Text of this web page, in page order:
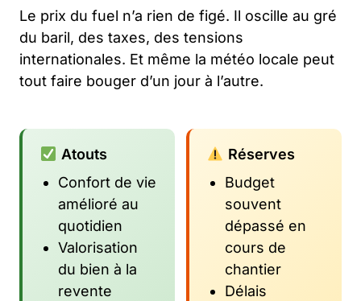
Le prix du fuel n’a rien de figé. Il oscille au gré
du baril, des taxes, des tensions
internationales. Et même la météo locale peut
tout faire bouger d’un jour à l’autre.
Atouts
Confort de vie
amélioré au
quotidien
Valorisation
du bien à la
revente
Réserves
Budget
souvent
dépassé en
cours de
chantier
Délais